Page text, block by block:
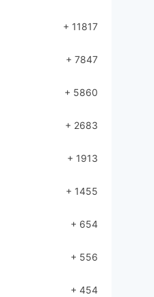
+ 11817
+ 7847
+ 5860
+ 2683
+ 1913
+ 1455
+ 654
+ 556
+ 454